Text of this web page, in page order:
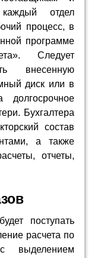
отдел
процесс, в
программе
Следует
внесенную
диск или в
Бухгалтера
состав
а также
отчеты,
поступать
расчета по
выделением